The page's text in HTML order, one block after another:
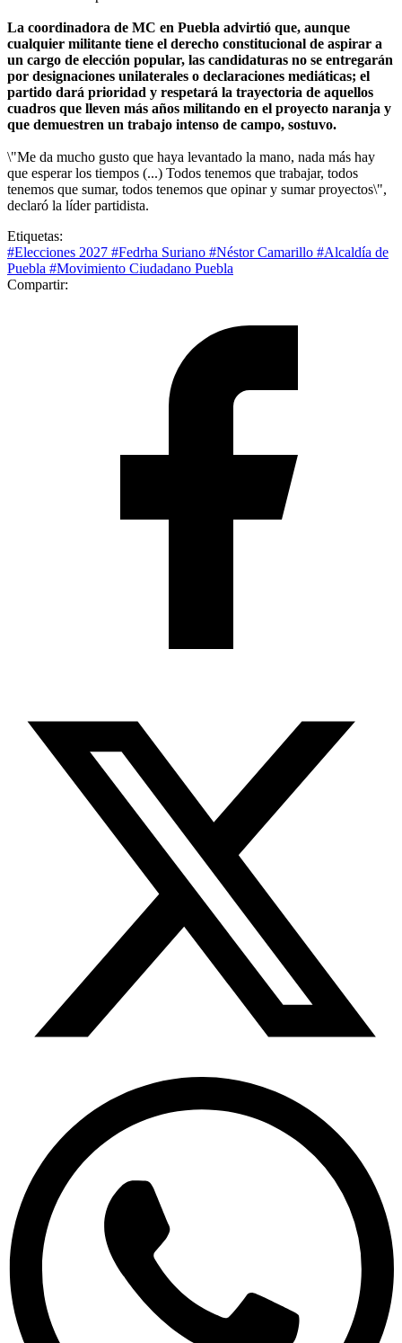
La coordinadora de MC en Puebla advirtió que, aunque
cualquier militante tiene el derecho constitucional de aspirar a
un cargo de elección popular, las candidaturas no se entregarán
por designaciones unilaterales o declaraciones mediáticas; el
partido dará prioridad y respetará la trayectoria de aquellos
cuadros que lleven más años militando en el proyecto naranja y
que demuestren un trabajo intenso de campo, sostuvo.
\"Me da mucho gusto que haya levantado la mano, nada más hay
que esperar los tiempos (...) Todos tenemos que trabajar, todos
tenemos que sumar, todos tenemos que opinar y sumar proyectos\",
declaró la líder partidista.
Etiquetas:
#Elecciones 2027 #Fedrha Suriano #Néstor Camarillo #Alcaldía de
Puebla #Movimiento Ciudadano Puebla
Compartir: